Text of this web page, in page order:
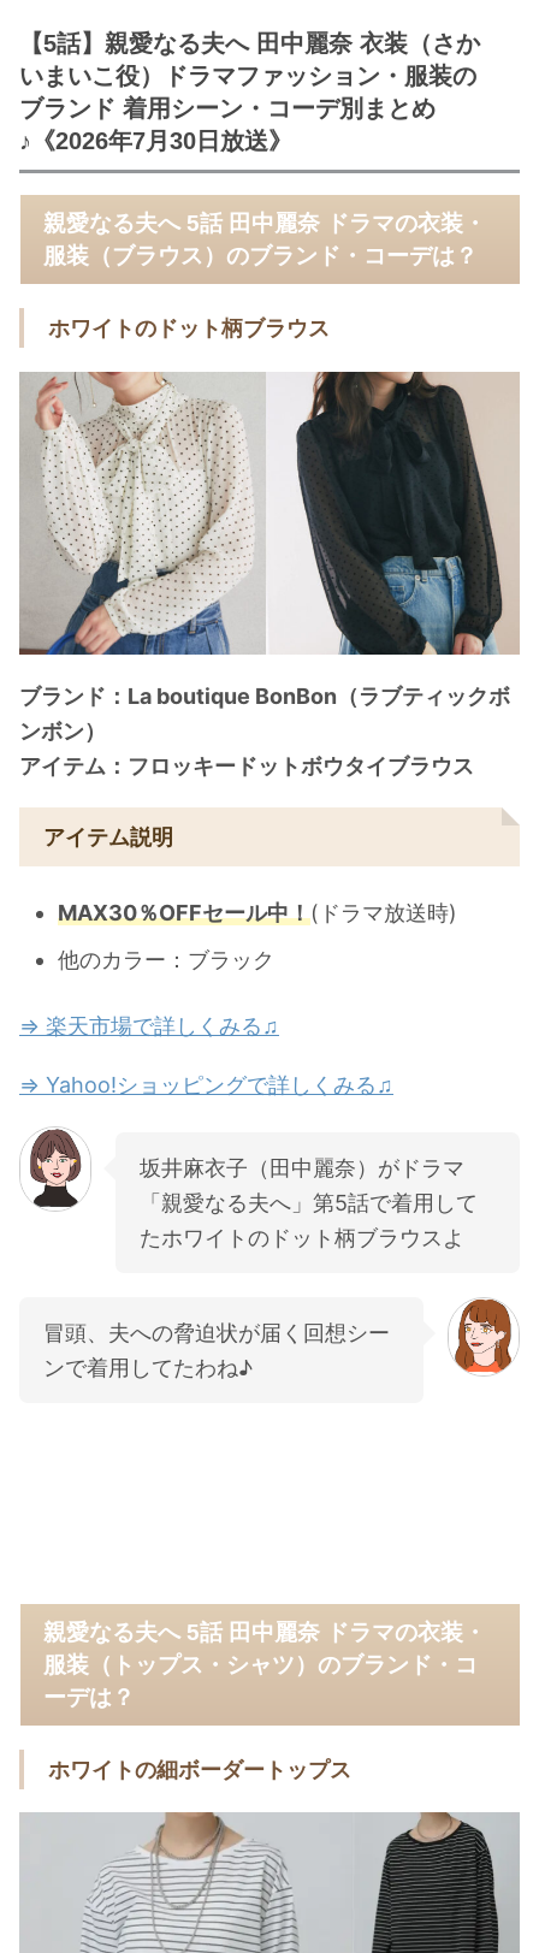
【5話】親愛なる夫へ 田中麗奈 衣装（さか
いまいこ役）ドラマファッション・服装の
ブランド 着用シーン・コーデ別まとめ
♪《2026年7月30日放送》
親愛なる夫へ 5話 田中麗奈 ドラマの衣装・
服装（ブラウス）のブランド・コーデは？
ホワイトのドット柄ブラウス
ブランド：La boutique BonBon（ラブティックボ
ンボン）
アイテム：フロッキードットボウタイブラウス
アイテム説明
MAX30％OFFセール中！(ドラマ放送時)
他のカラー：ブラック
⇒ 楽天市場で詳しくみる♫
⇒ Yahoo!ショッピングで詳しくみる♫
坂井麻衣子（田中麗奈）がドラマ
「親愛なる夫へ」第5話で着用して
たホワイトのドット柄ブラウスよ
冒頭、夫への脅迫状が届く回想シー
ンで着用してたわね♪
親愛なる夫へ 5話 田中麗奈 ドラマの衣装・
服装（トップス・シャツ）のブランド・コ
ーデは？
ホワイトの細ボーダートップス